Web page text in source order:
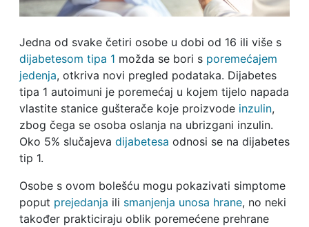
Jedna od svake četiri osobe u dobi od 16 ili više s
dijabetesom tipa 1 možda se bori s poremećajem
jedenja, otkriva novi pregled podataka. Dijabetes
tipa 1 autoimuni je poremećaj u kojem tijelo napada
vlastite stanice gušterače koje proizvode inzulin,
zbog čega se osoba oslanja na ubrizgani inzulin.
Oko 5% slučajeva dijabetesa odnosi se na dijabetes
tip 1.
Osobe s ovom bolešću mogu pokazivati simptome
poput prejedanja ili smanjenja unosa hrane, no neki
također prakticiraju oblik poremećene prehrane